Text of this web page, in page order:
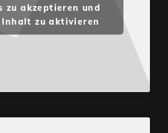
zu akzeptieren und
Inhalt zu aktivieren